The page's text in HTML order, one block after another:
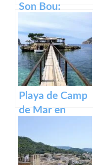
Son Bou:
belleza de
Menorca
Playa de Camp
de Mar en